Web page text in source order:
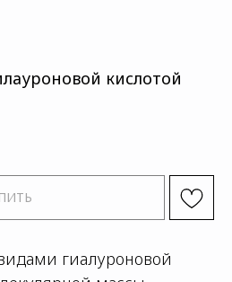
кислотой
гиалуроновой